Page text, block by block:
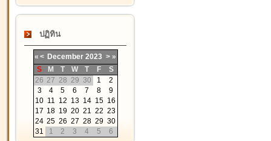
ปฏิทิน
« < December 2023 > »
S
M T W T F
S
26 27 28 29 30 1
2
3
4 5 6 7 8
9
10 11 12 13 14 15 16
17 18 19 20 21 22 23
24 25 26 27 28 29 30
31
1 2 3 4 5 6